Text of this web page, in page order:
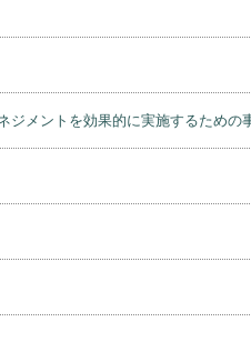
ジメントを効果的に実施するため